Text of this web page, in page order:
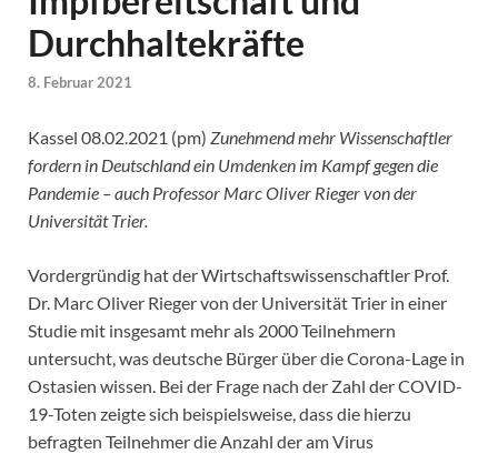
Durchhaltekräfte
8. Februar 2021
Kassel 08.02.2021 (pm) Zunehmend mehr Wissenschaftler
fordern in Deutschland ein Umdenken im Kampf gegen die
Pandemie – auch Professor Marc Oliver Rieger von der
Universität Trier.
Vordergründig hat der Wirtschaftswissenschaftler Prof.
Dr. Marc Oliver Rieger von der Universität Trier in einer
Studie mit insgesamt mehr als 2000 Teilnehmern
untersucht, was deutsche Bürger über die Corona-Lage in
Ostasien wissen. Bei der Frage nach der Zahl der COVID-
19-Toten zeigte sich beispielsweise, dass die hierzu
befragten Teilnehmer die Anzahl der am Virus